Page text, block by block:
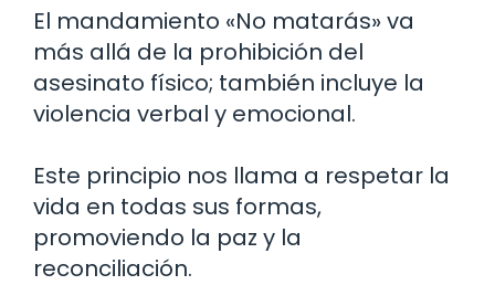
El mandamiento «No matarás» va
más allá de la prohibición del
asesinato físico; también incluye la
violencia verbal y emocional.
Este principio nos llama a respetar la
vida en todas sus formas,
promoviendo la paz y la
reconciliación.